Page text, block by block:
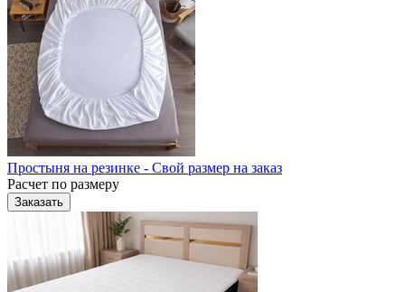
Простыня на резинке - Свой размер на заказ
Расчет по размеру
Заказать